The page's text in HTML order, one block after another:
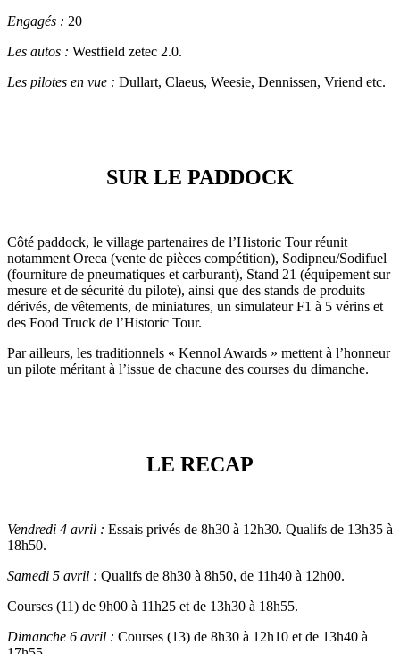
Engagés : 20
Les autos : Westfield zetec 2.0.
Les pilotes en vue : Dullart, Claeus, Weesie, Dennissen, Vriend etc.
SUR LE PADDOCK
Côté paddock, le village partenaires de l’Historic Tour réunit
notamment Oreca (vente de pièces compétition), Sodipneu/Sodifuel
(fourniture de pneumatiques et carburant), Stand 21 (équipement sur
mesure et de sécurité du pilote), ainsi que des stands de produits
dérivés, de vêtements, de miniatures, un simulateur F1 à 5 vérins et
des Food Truck de l’Historic Tour.
Par ailleurs, les traditionnels « Kennol Awards » mettent à l’honneur
un pilote méritant à l’issue de chacune des courses du dimanche.
LE RECAP
Vendredi 4 avril : Essais privés de 8h30 à 12h30. Qualifs de 13h35 à
18h50.
Samedi 5 avril : Qualifs de 8h30 à 8h50, de 11h40 à 12h00.
Courses (11) de 9h00 à 11h25 et de 13h30 à 18h55.
Dimanche 6 avril : Courses (13) de 8h30 à 12h10 et de 13h40 à